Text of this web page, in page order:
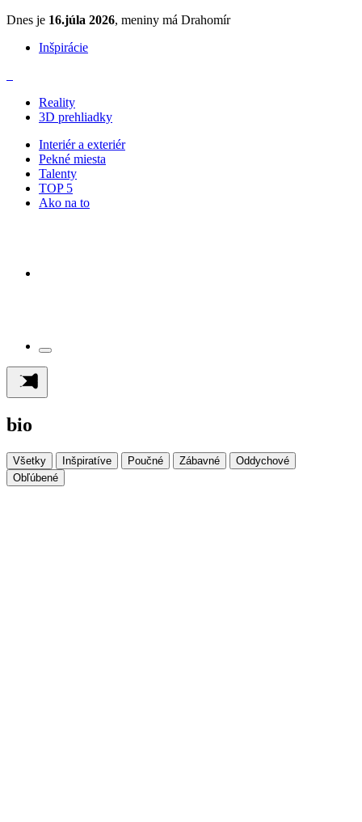
Dnes je 16.júla 2026, meniny má Drahomír
Inšpirácie
Reality
3D prehliadky
Interiér a exteriér
Pekné miesta
Talenty
TOP 5
Ako na to
bio
Všetky Inšpiratíve Poučné Zábavné
Oddychové
Obľúbené